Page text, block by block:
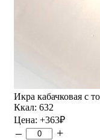
Икра кабачковая с
Ккал: 632
Цена: +363₽
– +